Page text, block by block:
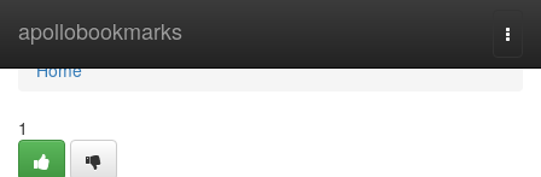
apollobookmarks
Home
Home
1